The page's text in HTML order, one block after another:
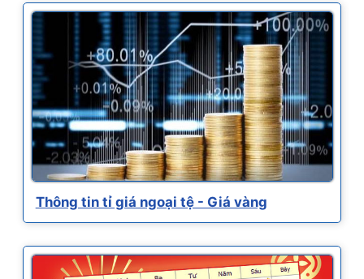
Thông tin tỉ giá ngoại tệ - Giá vàng